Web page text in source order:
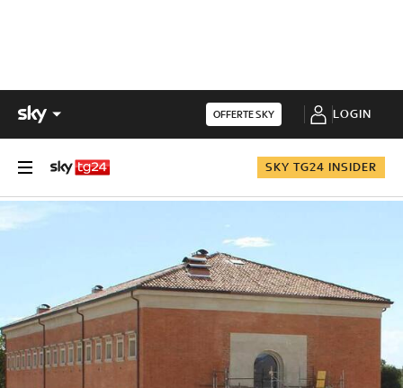
OFFERTE SKY LOGIN
SKY TG24 INSIDER